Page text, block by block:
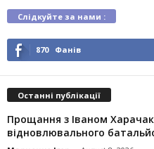
Слідкуйте за нами :
870 Фанів
Останні публікації
Прощання з Іваном
відновлювального